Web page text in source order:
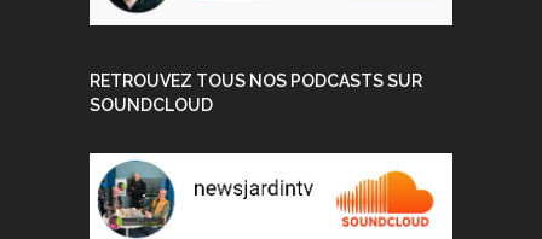
RETROUVEZ TOUS NOS PODCASTS SUR
SOUNDCLOUD